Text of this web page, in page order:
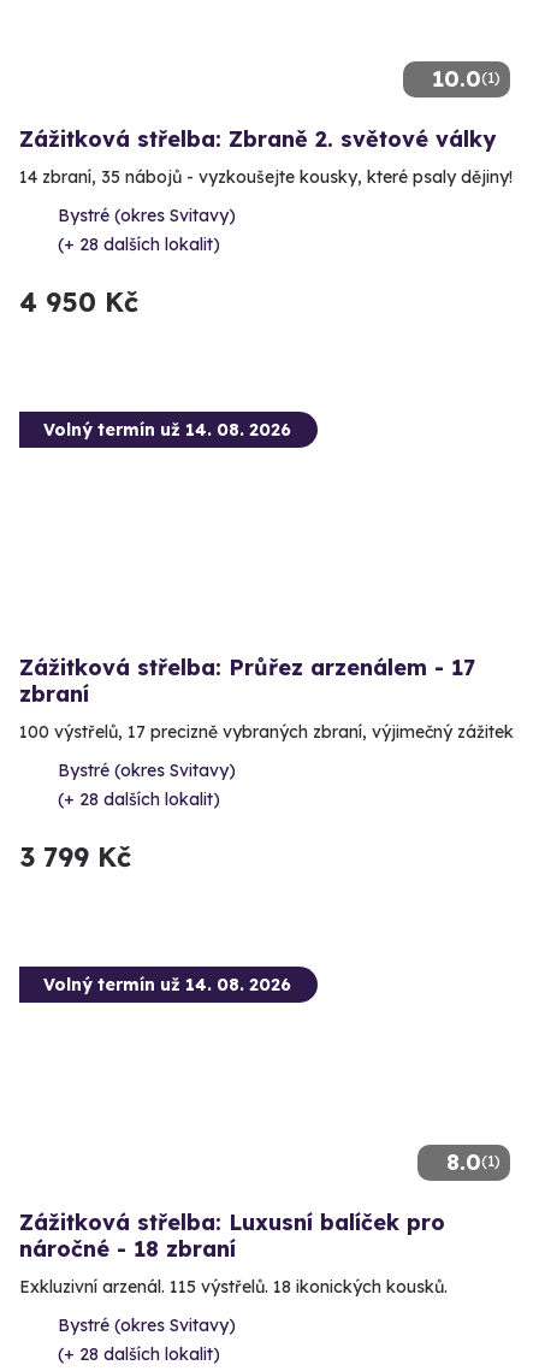
10.0(1)
Zážitková střelba: Zbraně 2. světové války
14 zbraní, 35 nábojů - vyzkoušejte kousky, které psaly dějiny!
Bystré (okres Svitavy)
(+ 28 dalších lokalit)
4 950 Kč
Volný termín už 14. 08. 2026
Zážitková střelba: Průřez arzenálem - 17
zbraní
100 výstřelů, 17 precizně vybraných zbraní, výjimečný zážitek
Bystré (okres Svitavy)
(+ 28 dalších lokalit)
3 799 Kč
8.0(1)
Volný termín už 14. 08. 2026
Zážitková střelba: Luxusní balíček pro
náročné - 18 zbraní
Exkluzivní arzenál. 115 výstřelů. 18 ikonických kousků.
Bystré (okres Svitavy)
(+ 28 dalších lokalit)